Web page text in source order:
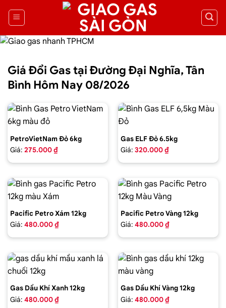
Giá Đổi Gas tại Đường Đại Nghĩa, Tân
Bình Hôm Nay 08/2026
PetroVietNam Đỏ 6kg
Giá: 275.000 ₫
Gas ELF Đỏ 6.5kg
Giá: 320.000 ₫
Pacific Petro Xám 12kg
Giá: 480.000 ₫
Pacific Petro Vàng 12kg
Giá: 480.000 ₫
Gas Dầu Khí Xanh 12kg
Giá: 480.000 ₫
Gas Dầu Khí Vàng 12kg
Giá: 480.000 ₫